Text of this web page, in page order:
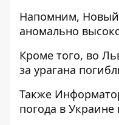
Напомним, Новый
аномально
Кроме того, во
за урагана
Также
погода в Украине